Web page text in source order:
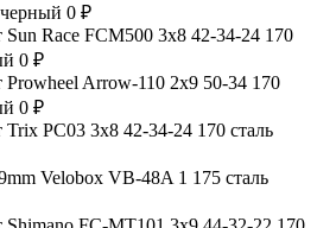
0 ₽
Sun Race FCM500 3x8 42-34-24 170
0 ₽
Prowheel Arrow-110 2x9 50-34 170
0 ₽
Trix PC03 3x8 42-34-24 170 сталь
Velobox VB-48A 1 175 сталь